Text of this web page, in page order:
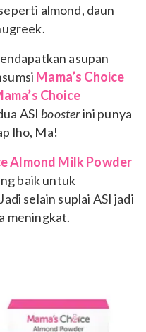
almond, daun
asupan
Mama’s Choice
Choice
ASI boosterini punya
lho, Ma!
Almond Milk Powder
baik untuk
selain suplai ASI jadi
meningkat.